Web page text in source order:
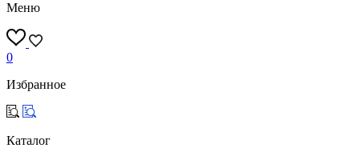
Меню
0
Избранное
Каталог